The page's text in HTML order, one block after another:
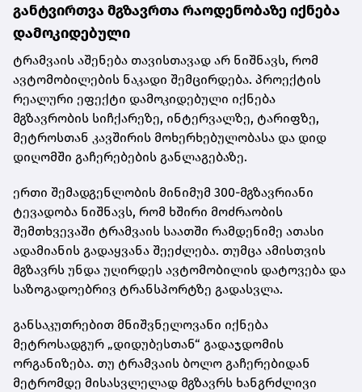
განტვირთვა მგზავრთა რაოდენობაზე იქნება
დამოკიდებული
ტრამვაის აშენება თავისთავად არ ნიშნავს, რომ
ავტომობილების ნაკადი შემცირდება. პროექტის
რეალური ეფექტი დამოკიდებული იქნება
მგზავრობის სიჩქარეზე, ინტერვალზე, ტარიფზე,
მეტროსთან კავშირის მოხერხებულობასა და დიდ
დიღომში გაჩერებების განლაგებაზე.
ერთი შემადგენლობის მინიმუმ 300-მგზავრიანი
ტევადობა ნიშნავს, რომ ხშირი მოძრაობის
შემთხვევაში ტრამვაის საათში რამდენიმე ათასი
ადამიანის გადაყვანა შეეძლება. თუმცა ამისთვის
მგზავრს უნდა უღირდეს ავტომობილის დატოვება და
საზოგადოებრივ ტრანსპორტზე გადასვლა.
განსაკუთრებით მნიშვნელოვანი იქნება
მეტროსადგურ „დიდუბესთან“ გადაჯდომის
ორგანიზება. თუ ტრამვაის ბოლო გაჩერებიდან
მეტრომდე მისასვლელად მგზავრს ხანგრძლივი